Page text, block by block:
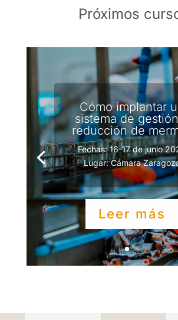
Próximos
Cómo implantar
sistema de
reducción de
Fechas: 16-17 de junio
Lugar: Cámara
Leer más